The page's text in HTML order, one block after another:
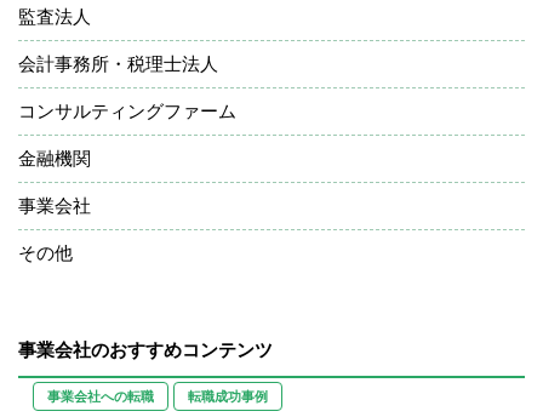
監査法人
会計事務所・税理士法人
コンサルティングファーム
金融機関
事業会社
その他
事業会社のおすすめコンテンツ
事業会社への転職 転職成功事例